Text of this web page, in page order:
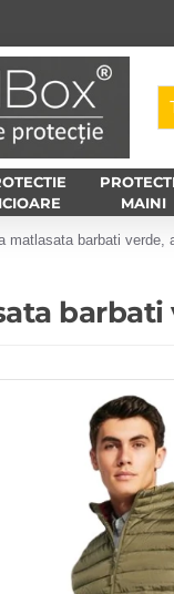
MAINI
matlasata barbati verde,